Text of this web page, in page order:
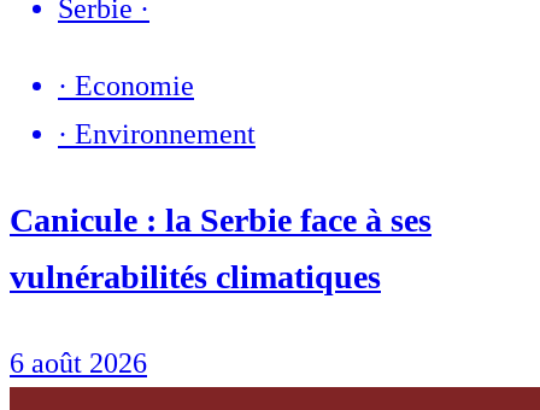
Serbie ·
· Economie
· Environnement
Canicule : la Serbie face à ses
vulnérabilités climatiques
6 août 2026